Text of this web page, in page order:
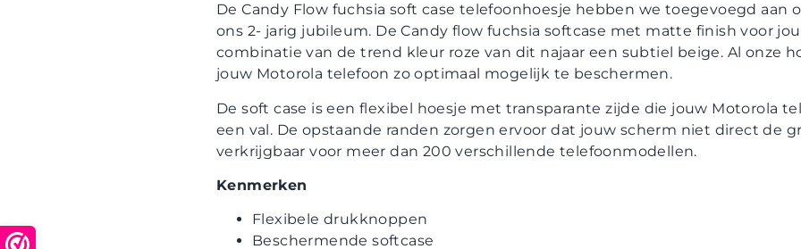
De Candy Flow fuchsia soft case telefoonhoesje hebben we toegevoegd aan
ons 2- jarig jubileum. De Candy flow fuchsia softcase met matte finish voor
combinatie van de trend kleur roze van dit najaar een subtiel beige. Al onze
jouw Motorola telefoon zo optimaal mogelijk te beschermen.
De soft case is een flexibel hoesje met transparante zijde die jouw Motorola
een val. De opstaande randen zorgen ervoor dat jouw scherm niet direct de
verkrijgbaar voor meer dan 200 verschillende telefoonmodellen.
Kenmerken
Flexibele drukknoppen
Beschermende softcase